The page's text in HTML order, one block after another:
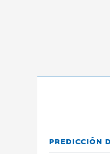
PREDICCIÓN